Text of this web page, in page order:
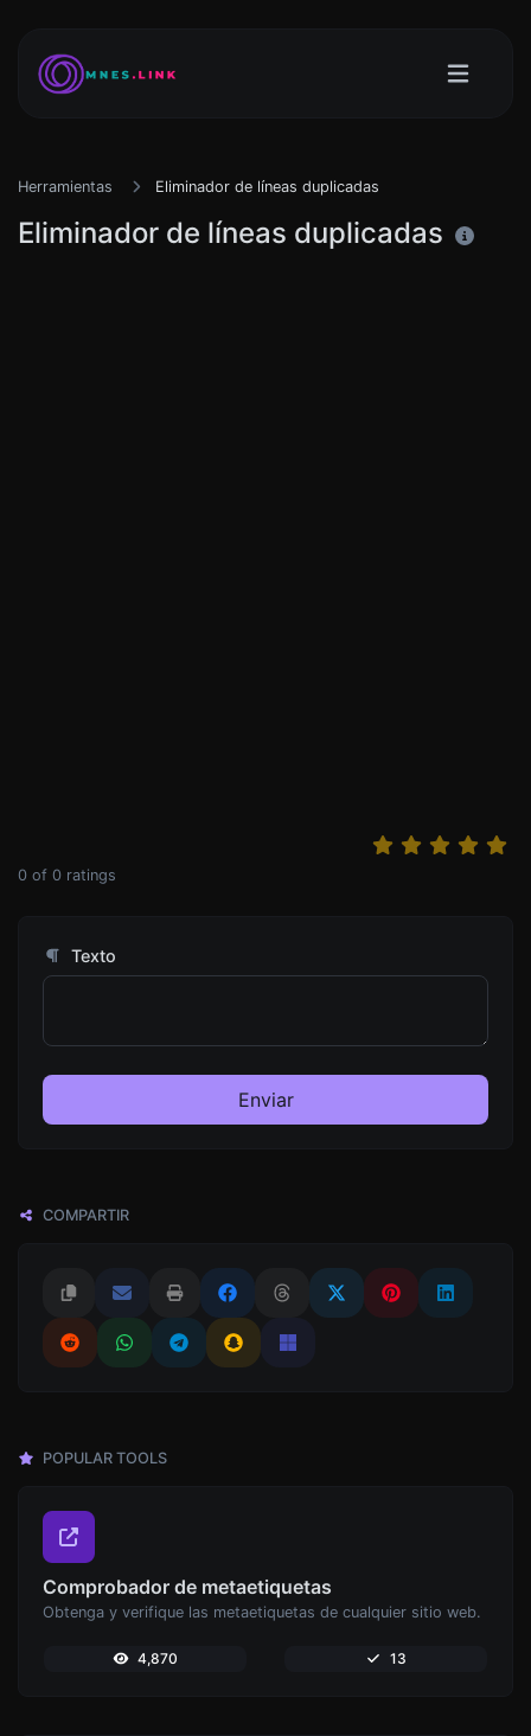
Herramientas Eliminador de líneas duplicadas
Eliminador de líneas duplicadas
0 of 0 ratings
Texto
Enviar
COMPARTIR
POPULAR TOOLS
Comprobador de metaetiquetas
Obtenga y verifique las metaetiquetas de cualquier sitio web.
4,870 13